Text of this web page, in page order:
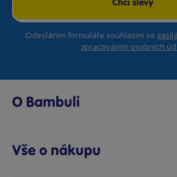
Chci slevy
Odesláním formuláře souhlasím se
zpracováním osobních
O Bambuli
Prodejny Bambule
Vše o nákupu